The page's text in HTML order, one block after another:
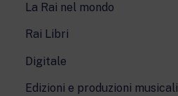
La Rai nel mondo
Rai Libri
Digitale
Edizioni e produzioni musicali